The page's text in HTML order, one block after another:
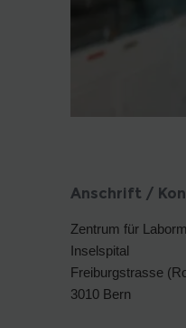
Anschrift /
Zentrum für
Inselspital
Freiburgstrasse
3010 Bern